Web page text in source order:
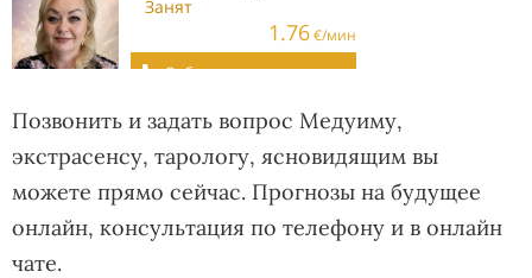
Позвонить и задать вопрос Медуиму,
экстрасенсу, тарологу, ясновидящим вы
можете прямо сейчас. Прогнозы на будущее
онлайн, консультация по телефону и в онлайн
чате.